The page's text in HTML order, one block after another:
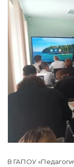
В ГАПОУ